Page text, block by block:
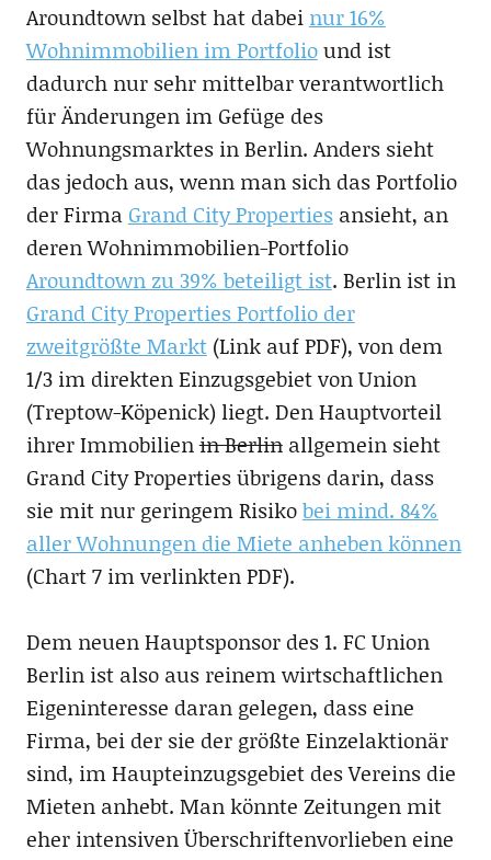
Aroundtown selbst hat dabei nur 16%
Wohnimmobilien im Portfoliound ist
dadurch nur sehr mittelbar verantwortlich
für Änderungen im Gefüge des
Wohnungsmarktes in Berlin. Anders sieht
das jedoch aus, wenn man sich das Portfolio
der Firma Grand City Propertiesansieht, an
deren Wohnimmobilien-Portfolio
Aroundtown zu 39% beteiligt ist. Berlin ist in
Grand City Properties Portfolio der
zweitgrößte Markt(Link auf PDF), von dem
1/3 im direkten Einzugsgebiet von Union
(Treptow-Köpenick) liegt. Den Hauptvorteil
ihrer Immobilienin Berlinallgemein sieht
Grand City Properties übrigens darin, dass
sie mit nur geringem Risikobei mind. 84%
aller Wohnungen die Miete anheben können
(Chart 7 im verlinkten PDF).
Dem neuen Hauptsponsor des 1. FC Union
Berlin ist also aus reinem wirtschaftlichen
Eigeninteresse daran gelegen, dass eine
Firma, bei der sie der größte Einzelaktionär
sind, im Haupteinzugsgebiet des Vereins die
Mieten anhebt. Man könnte Zeitungen mit
eher intensiven Überschriftenvorlieben eine